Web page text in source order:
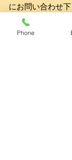
にお問い合わせ下
・メールソフト
Phone